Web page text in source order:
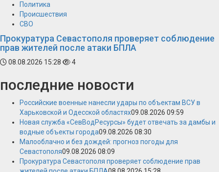
Политика
Происшествия
СВО
Прокуратура Севастополя проверяет соблюдение
прав жителей после атаки БПЛА
08.08.2026 15:28 4
последние новости
Российские военные нанесли удары по объектам ВСУ в
Харьковской и Одесской областях09.08.2026 09:59
Новая служба «СевВодРесурсы» будет отвечать за дамбы и
водные объекты города09.08.2026 08:30
Малооблачно и без дождей: прогноз погоды для
Севастополя09.08.2026 08:09
Прокуратура Севастополя проверяет соблюдение прав